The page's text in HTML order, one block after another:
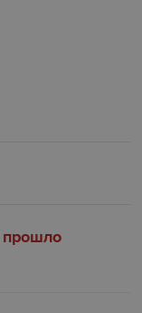
прошло